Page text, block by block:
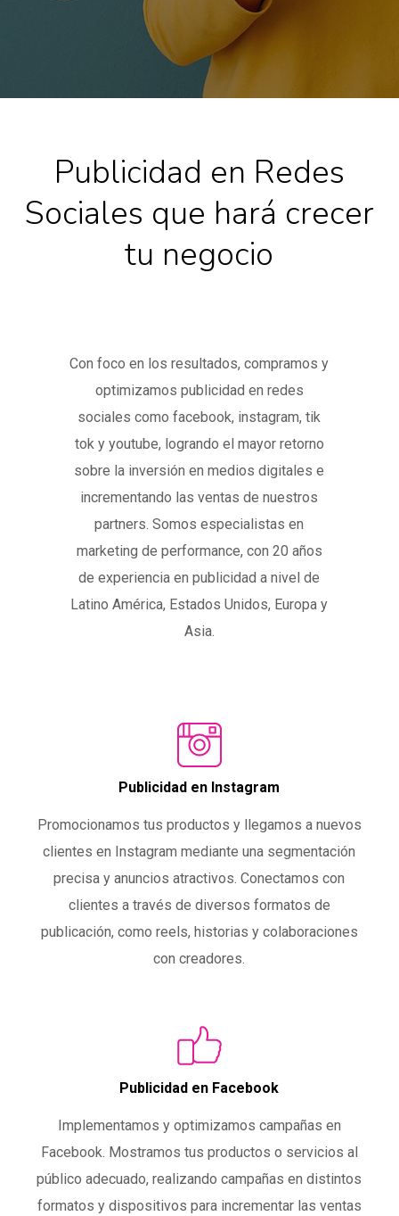
Publicidad en Redes
Sociales que hará crecer
tu negocio
Con foco en los resultados, compramos y
optimizamos publicidad en redes
sociales como facebook, instagram, tik
tok y youtube, logrando el mayor retorno
sobre la inversión en medios digitales e
incrementando las ventas de nuestros
partners. Somos especialistas en
marketing de performance, con 20 años
de experiencia en publicidad a nivel de
Latino América, Estados Unidos, Europa y
Asia.
Publicidad en Instagram
Promocionamos tus productos y llegamos a nuevos
clientes en Instagram mediante una segmentación
precisa y anuncios atractivos. Conectamos con
clientes a través de diversos formatos de
publicación, como reels, historias y colaboraciones
con creadores.
Publicidad en Facebook
Implementamos y optimizamos campañas en
Facebook. Mostramos tus productos o servicios al
público adecuado, realizando campañas en distintos
formatos y dispositivos para incrementar las ventas